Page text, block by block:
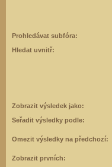
Prohledávat subfóra:
Hledat uvnitř:
Zobrazit výsledek jako:
Seřadit výsledky podle:
Omezit výsledky na předchozí:
Zobrazit prvních: